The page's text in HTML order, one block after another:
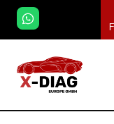
Przeskocz